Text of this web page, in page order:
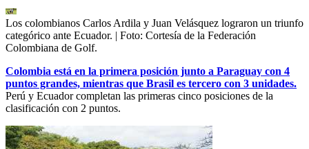
Los colombianos Carlos Ardila y Juan Velásquez lograron un triunfo
categórico ante Ecuador. | Foto: Cortesía de la Federación
Colombiana de Golf.
Colombia está en la primera posición junto a Paraguay con 4
puntos grandes, mientras que Brasil es tercero con 3 unidades.
Perú y Ecuador completan las primeras cinco posiciones de la
clasificación con 2 puntos.